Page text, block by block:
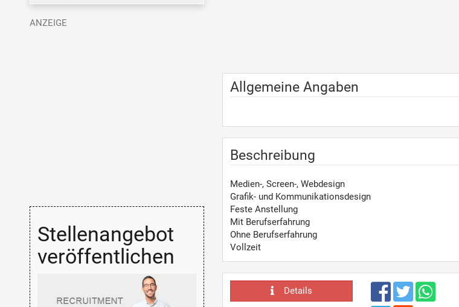
Allgemeine Angaben
Beschreibung
Medien-, Screen-, Webdesign
Grafik- und Kommunikationsdesign
Feste Anstellung
Mit Berufserfahrung
Ohne Berufserfahrung
Vollzeit
Details
Stellenangebot
veröffentlichen